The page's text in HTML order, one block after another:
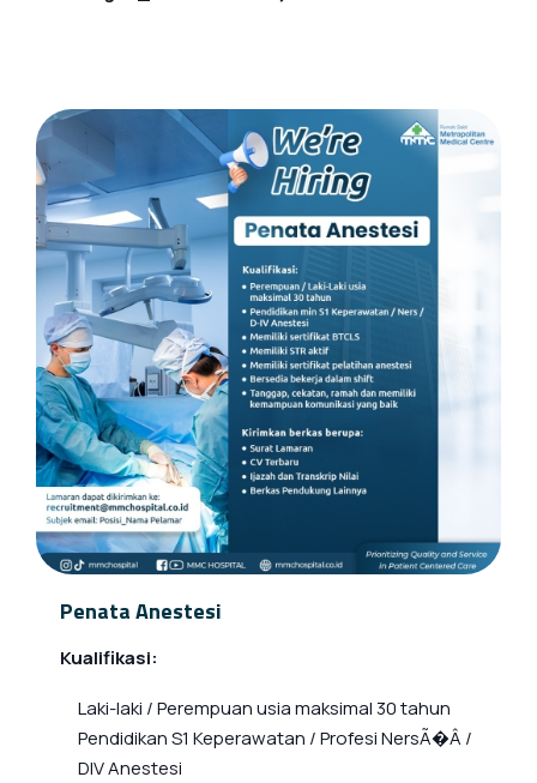
Penata Anestesi
Kualifikasi:
Laki-laki / Perempuan usia maksimal 30 tahun
Pendidikan S1 Keperawatan / Profesi NersÃ�Â /
DIV Anestesi